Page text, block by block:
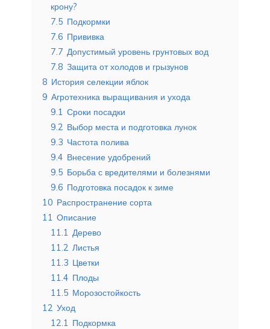
крону?
7.5 Подкормки
7.6 Прививка
7.7 Допустимый уровень грунтовых вод
7.8 Защита от холодов и грызунов
8 История селекции яблок
9 Агротехника выращивания и ухода
9.1 Сроки посадки
9.2 Выбор места и подготовка лунок
9.3 Частота полива
9.4 Внесение удобрений
9.5 Борьба с вредителями и болезнями
9.6 Подготовка посадок к зиме
10 Распространение сорта
11 Описание
11.1 Дерево
11.2 Листья
11.3 Цветки
11.4 Плоды
11.5 Морозостойкость
12 Уход
12.1 Подкормка